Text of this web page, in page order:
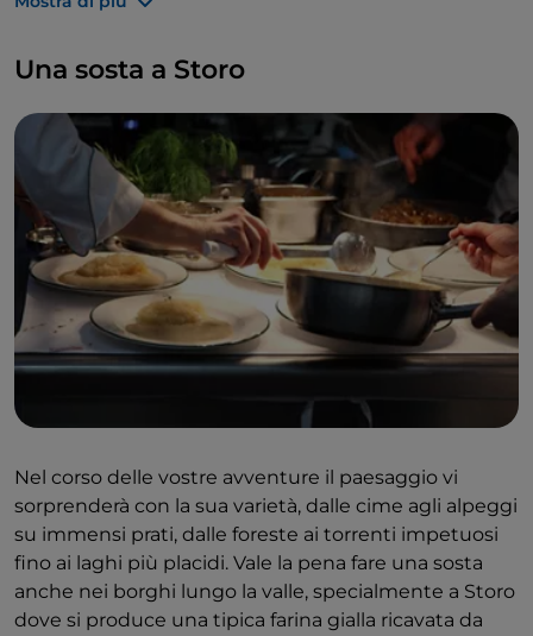
Una sosta a Storo
Nel corso delle vostre avventure il paesaggio vi
sorprenderà con la sua varietà, dalle cime agli alpeggi
su immensi prati, dalle foreste ai torrenti impetuosi
fino ai laghi più placidi. Vale la pena fare una sosta
anche nei borghi lungo la valle, specialmente a Storo
dove si produce una tipica farina gialla ricavata da